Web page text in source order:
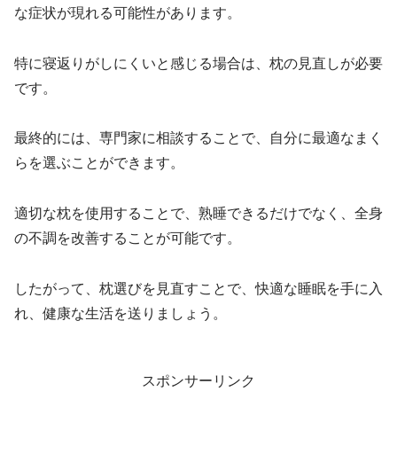
な症状が現れる可能性があります。
特に寝返りがしにくいと感じる場合は、枕の見直しが必要
です。
最終的には、専門家に相談することで、自分に最適なまく
らを選ぶことができます。
適切な枕を使用することで、熟睡できるだけでなく、全身
の不調を改善することが可能です。
したがって、枕選びを見直すことで、快適な睡眠を手に入
れ、健康な生活を送りましょう。
スポンサーリンク